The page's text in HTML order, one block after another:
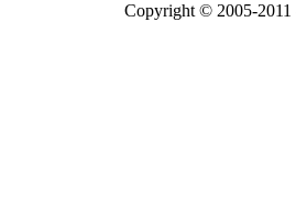
Copyright © 2005-2011